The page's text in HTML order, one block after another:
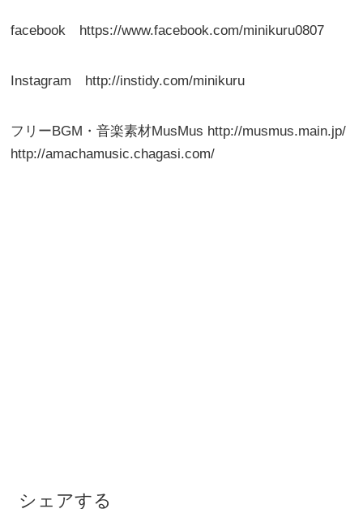
facebook https://www.facebook.com/minikuru0807
Instagram http://instidy.com/minikuru
フリーBGM・音楽素材MusMus http://musmus.main.jp/
http://amachamusic.chagasi.com/
シェアする